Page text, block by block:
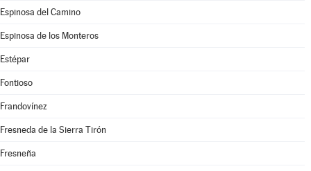
Espinosa del Camino
Espinosa de los Monteros
Estépar
Fontioso
Frandovínez
Fresneda de la Sierra Tirón
Fresneña